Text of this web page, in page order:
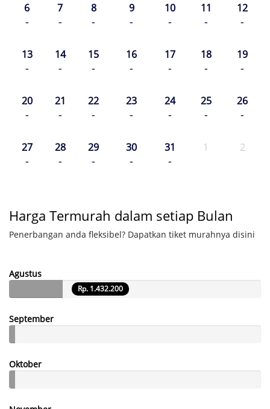
6
-
7
-
8
-
9
-
10
-
11
-
12
-
13
-
14
-
15
-
16
-
17
-
18
-
19
-
20
-
21
-
22
-
23
-
24
-
25
-
26
-
27
-
28
-
29
-
30
-
31
-
1 2
Harga Termurah dalam setiap Bulan
Penerbangan anda fleksibel? Dapatkan tiket murahnya disini
Agustus
Rp. 1.432.200
September
Oktober